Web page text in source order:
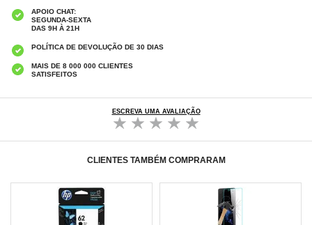
APOIO CHAT:
SEGUNDA-SEXTA
DAS 9H À 21H
POLÍTICA DE DEVOLUÇÃO DE 30 DIAS
MAIS DE 8 000 000 CLIENTES
SATISFEITOS
ESCREVA UMA AVALIAÇÃO
CLIENTES TAMBÉM COMPRARAM